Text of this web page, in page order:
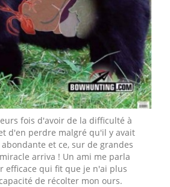
fois d'avoir de la difficulté à
d'en perdre malgré qu'il y avait
et ce, sur de grandes
arriva ! Un ami me parla
efficace qui fit que je n'ai plus
de récolter mon ours.